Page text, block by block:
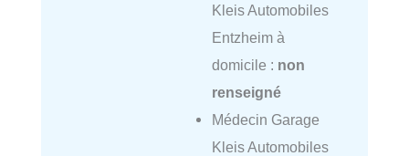
Kleis Automobiles
Entzheim à
domicile : non
renseigné
Médecin Garage
Kleis Automobiles